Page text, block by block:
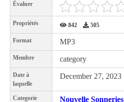
Évaluer
Propriétés 842 505
Format MP3
Membre category
Date à
laquelle
December 27, 2023
Categorie Nouvelle Sonneries